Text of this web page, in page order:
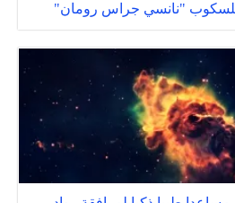
"نانسي جراس رومان"